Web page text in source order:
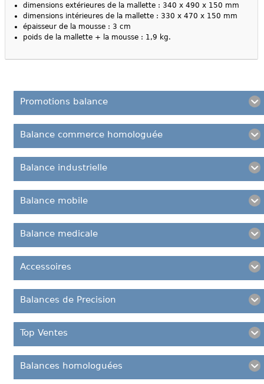
dimensions extérieures de la mallette : 340 x 490 x 150 mm
dimensions intérieures de la mallette : 330 x 470 x 150 mm
épaisseur de la mousse : 3 cm
poids de la mallette + la mousse : 1,9 kg.
Promotions balance
Balance commerce homologuée
Balance industrielle
Balance mobile
Balance medicale
Accessoires
Balances de Precision
Top Ventes
Balances homologuées